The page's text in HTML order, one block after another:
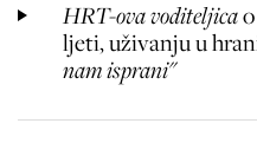
HRT-ova voditeljica
ljeti, uživanju u
nam isprani"